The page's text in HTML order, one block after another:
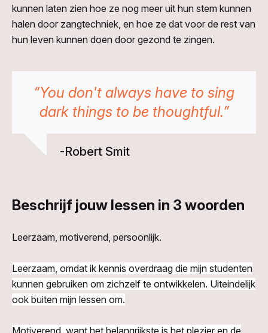
kunnen laten zien hoe ze nog meer uit hun stem kunnen
halen door zangtechniek, en hoe ze dat voor de rest van
hun leven kunnen doen door gezond te zingen.
“You don't always have to sing
dark things to be thoughtful.”
-Robert Smit
Beschrijf jouw lessen in 3 woorden
Leerzaam, motiverend, persoonlijk.
Leerzaam, omdat ik kennis overdraag die mijn studenten
kunnen gebruiken om zichzelf te ontwikkelen. Uiteindelijk
ook buiten mijn lessen om.
Motiverend, want het belangrijkste is het plezier en de